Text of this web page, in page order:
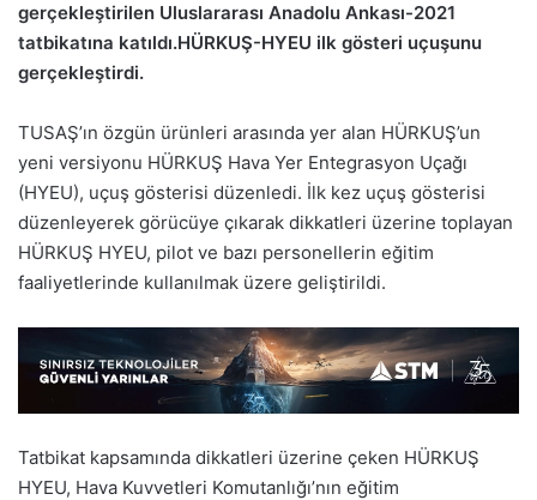
gerçekleştirilen Uluslararası Anadolu Ankası-2021
tatbikatına katıldı.HÜRKUŞ-HYEU ilk gösteri uçuşunu
gerçekleştirdi.
TUSAŞ’ın özgün ürünleri arasında yer alan HÜRKUŞ’un
yeni versiyonu HÜRKUŞ Hava Yer Entegrasyon Uçağı
(HYEU), uçuş gösterisi düzenledi. İlk kez uçuş gösterisi
düzenleyerek görücüye çıkarak dikkatleri üzerine toplayan
HÜRKUŞ HYEU, pilot ve bazı personellerin eğitim
faaliyetlerinde kullanılmak üzere geliştirildi.
Tatbikat kapsamında dikkatleri üzerine çeken HÜRKUŞ
HYEU, Hava Kuvvetleri Komutanlığı’nın eğitim